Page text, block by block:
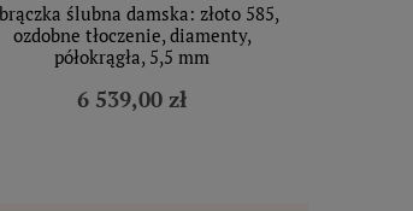
ślubna damska: złoto 585,
ozdobne tłoczenie, diamenty,
półokrągła, 5,5 mm
6 539,00 zł